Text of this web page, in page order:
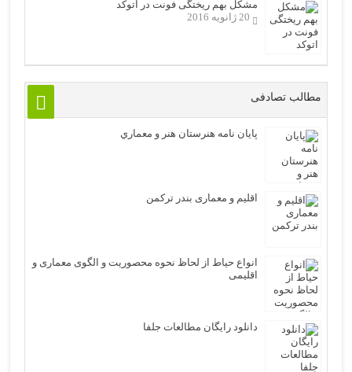
مشکل بهم ریختگی فونت در اتوکد
20 ژانویه 2016
مطالب تصادفی
پایان نامه هنرستان هنر و معماري
اقلیم و معماری بندر ترکمن
انواع حیاط از لحاظ نحوه محصوریت و الگوی معماری و
اقلیمی
دانلود رایگان مطالعات جلفا